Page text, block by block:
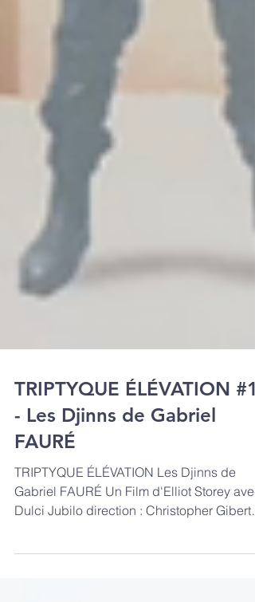
TRIPTYQUE ÉLÉVATION #1
- Les Djinns de Gabriel
FAURÉ
TRIPTYQUE ÉLÉVATION Les Djinns de
Gabriel FAURÉ Un Film d'Elliot Storey avec